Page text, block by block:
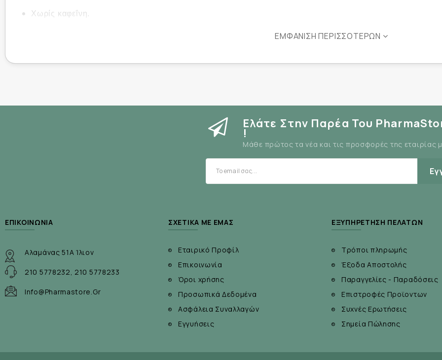
Χωρίς καφεΐνη.
ΕΜΦΆΝΙΣΗ ΠΕΡΙΣΣΌΤΕΡΩΝ
Ελάτε Στην Παρέα Του
!
Μάθε πρώτος τα νέα και τις προσφορές της εταιρίας
ΕΠΙΚΟΙΝΩΝΊΑ
Αλαμάνας 51Α Ίλιον
210 5778232, 210 5778233
Info@pharmastore.gr
ΣΧΕΤΙΚΆ ΜΕ ΕΜΆΣ
Εταιρικό Προφίλ
Επικοινωνία
Όροι χρήσης
Προσωπικά Δεδομένα
Ασφάλεια Συναλλαγών
Εγγυήσεις
ΕΞΥΠΗΡΈΤΗΣΗ ΠΕΛΑΤΏΝ
Τρόποι πληρωμής
Έξοδα Αποστολής
Παραγγελίες - Παραδόσεις
Επιστροφές Προϊοντων
Συχνές Ερωτήσεις
Σημεία Πώλησης